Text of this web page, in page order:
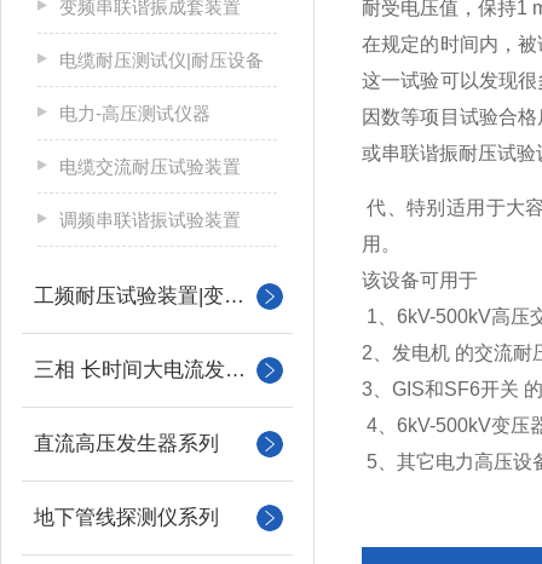
变频串联谐振成套装置
电缆耐压测试仪|耐压设备
电力-高压测试仪器
电缆交流耐压试验装置
调频串联谐振试验装置
工频耐压试验装置|变压器
三相 长时间大电流发生器
直流高压发生器系列
地下管线探测仪系列
耐受电压值，保持1
在规定的时间内，
这一试验可以发现
因数等项目试验合
或串联谐振耐压试验
代、特别适用于大
用。
该设备可用于
1、6kV-500kV高压
2、发电机 的交流耐
3、GIS和SF6开关
4、6kV-500kV变压
5、其它电力高压设